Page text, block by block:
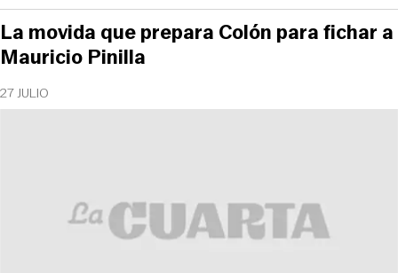
27 JULIO
La movida que prepara Colón para fichar a
Mauricio Pinilla